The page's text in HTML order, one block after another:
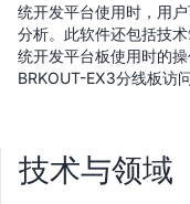
统开发平台使用时，用
分析。此软件还包括技
统开发平台板使用时的
BRKOUT-EX3分线板访
技术与领域